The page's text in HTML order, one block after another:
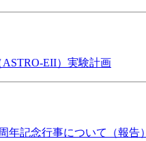
EII）実験計画
年記念行事について（報告）